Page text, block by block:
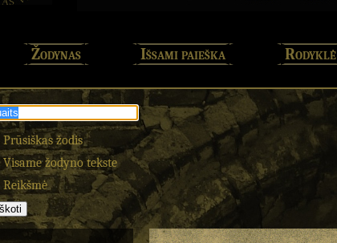
Žodynas Išsami paieška Rodyklė
Prūsiškas žodis
Visame žodyno tekste
Reikšmė